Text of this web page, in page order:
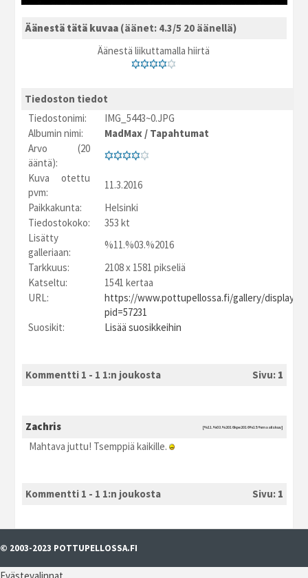
Äänestä tätä kuvaa (äänet: 4.3/5 20 äänellä)
Äänestä liikuttamalla hiirtä
Tiedoston tiedot
Tiedostonimi:
IMG_5443~0.JPG
Albumin nimi:
MadMax / Tapahtumat
Arvo (20
ääntä):
Kuva otettu
pvm:
11.3.2016
Paikkakunta:
Helsinki
Tiedostokoko:
353 kt
Lisätty
galleriaan:
%11.%03.%2016
Tarkkuus:
2108 x 1581 pikseliä
Katseltu:
1541 kertaa
URL:
https://www.pottupellossa.fi/gallery/
pid=57231
Suosikit:
Lisää suosikkeihin
Kommentti 1 - 1 1:n joukosta Sivu: 1
Zachris [%11.%03.%2016 kpe2016 %15:%maaliskuu]
Mahtava juttu! Tsemppiä kaikille.
Kommentti 1 - 1 1:n joukosta Sivu: 1
© 2003-2023 POTTUPELLOSSA.FI